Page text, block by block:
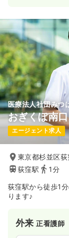
給与 32.1 万円
※一例
時間 8:30～
4週8休以上
月給32万円以
医療法人社団みつ
おぎくぼ南
エージェント求人
東京都杉並区
荻窪駅
1分
荻窪駅から徒歩1
ります♪
外来正看護師